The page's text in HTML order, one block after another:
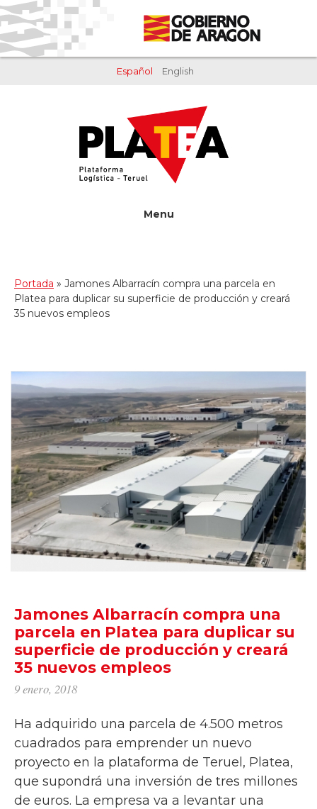
Saltar
al
contenido
Saltar
al
pie
Español English
Menu
Portada » Jamones Albarracín compra una parcela en
Platea para duplicar su superficie de producción y creará
35 nuevos empleos
Jamones Albarracín compra una
parcela en Platea para duplicar su
superficie de producción y creará
35 nuevos empleos
9 enero, 2018
Ha adquirido una parcela de 4.500 metros
cuadrados para emprender un nuevo
proyecto en la plataforma de Teruel, Platea,
que supondrá una inversión de tres millones
de euros. La empresa va a levantar una